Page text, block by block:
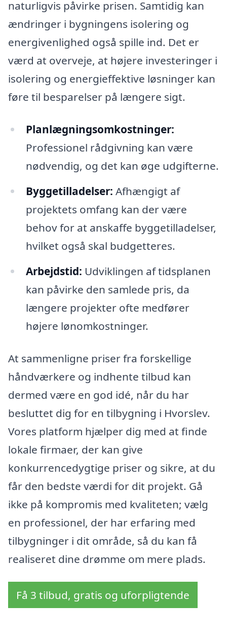
naturligvis påvirke prisen. Samtidig kan
ændringer i bygningens isolering og
energivenlighed også spille ind. Det er
værd at overveje, at højere investeringer i
isolering og energieffektive løsninger kan
føre til besparelser på længere sigt.
Planlægningsomkostninger:
Professionel rådgivning kan være
nødvendig, og det kan øge udgifterne.
Byggetilladelser: Afhængigt af
projektets omfang kan der være
behov for at anskaffe byggetilladelser,
hvilket også skal budgetteres.
Arbejdstid: Udviklingen af tidsplanen
kan påvirke den samlede pris, da
længere projekter ofte medfører
højere lønomkostninger.
At sammenligne priser fra forskellige
håndværkere og indhente tilbud kan
dermed være en god idé, når du har
besluttet dig for en tilbygning i Hvorslev.
Vores platform hjælper dig med at finde
lokale firmaer, der kan give
konkurrencedygtige priser og sikre, at du
får den bedste værdi for dit projekt. Gå
ikke på kompromis med kvaliteten; vælg
en professionel, der har erfaring med
tilbygninger i dit område, så du kan få
realiseret dine drømme om mere plads.
Få 3 tilbud, gratis og uforpligtende